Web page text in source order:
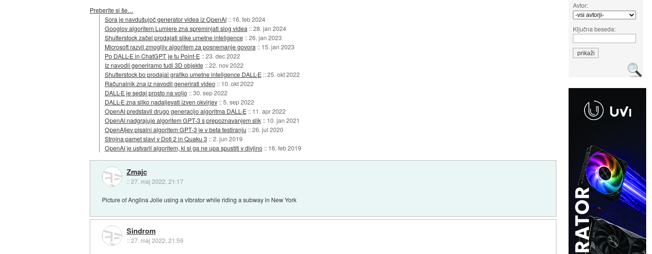
Avtor:
Ključna beseda:
Preberite si še…
Sora je navdušujoč generator videa iz OpenAI :: 16. feb 2024
Googlov algoritem Lumiere zna spreminjati slog videa ::28. jan 2024
Shutterstock začel prodajati slike umetne inteligence ::26. jan 2023
Microsoft razvil zmogljiv algoritem za posnemanje govora :: 15. jan 2023
Po DALL-E in ChatGPT je tu Point-E ::23. dec 2022
Iz navodil generiramo tudi 3D objekte ::22. nov 2022
Shutterstock bo prodajal grafiko umetne inteligence DALL-E ::25. okt 2022
Računalnik zna iz navodil generirati video :: 10. okt 2022
DALL-E je sedaj prosto na voljo ::30. sep 2022
DALL-E zna sliko nadaljevati izven okvirjev ::5. sep 2022
OpenAI predstavil drugo generacijo algoritma DALL-E :: 11. apr 2022
OpenAI nadgrajuje algoritem GPT-3 s prepoznavanjem slik :: 10. jan 2021
OpenAIjev pisalni algoritem GPT-3 je v beta testiranju ::26. jul 2020
Strojna pamet slavi v Doti 2 in Quaku 3 ::2. jun 2019
OpenAI je ustvaril algoritem, ki si ga ne upa spustiti v divjino :: 16. feb 2019
Zmajc
::27. maj 2022, 21:17
Picture of Anglina Jolie using a vibrator while riding a subway in New York
Sindrom
::27. maj 2022, 21:59